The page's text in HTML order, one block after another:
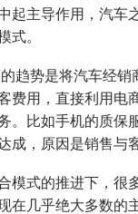
起主导作用，汽车
式。
势是将汽车经销
费用，直接利用电
。比如手机的质保
成，原因是销售与
式的推进下，很多
在几乎绝大多数的